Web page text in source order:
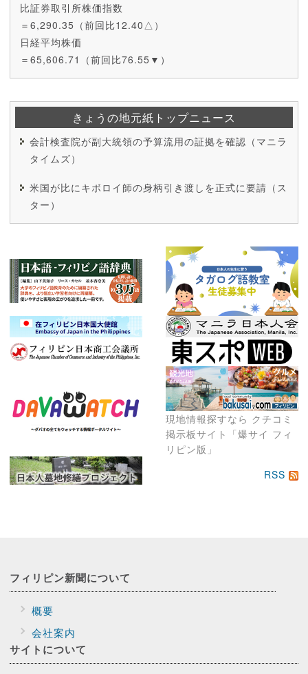
現地情報探すなら クチコミ
掲示板サイト「爆サイ フィ
リピン版」
比証券取引所株価指数
＝6,290.35（前回比12.40△）
日経平均株価
＝65,606.71（前回比76.55▼）
きょうの地元紙トップニュース
会計検査院が副大統領の予算流用の証拠を確認（マニラ
タイムズ）
米国が比にキボロイ師の身柄引き渡しを正式に要請（ス
ター）
RSS
フィリピン新聞について
概要
会社案内
サイトについて